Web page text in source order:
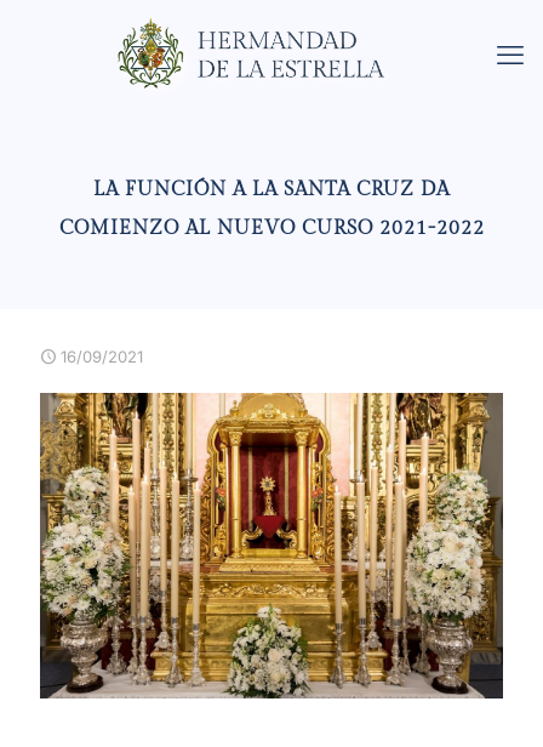
LA FUNCIÓN A LA SANTA CRUZ DA
COMIENZO AL NUEVO CURSO 2021-2022
16/09/2021